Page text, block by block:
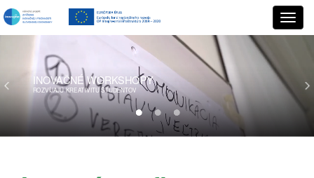
INOVAČNÉWORKSHOPY
ROZVÍJAJÚ KREATIVITU ŠTUDENTOV